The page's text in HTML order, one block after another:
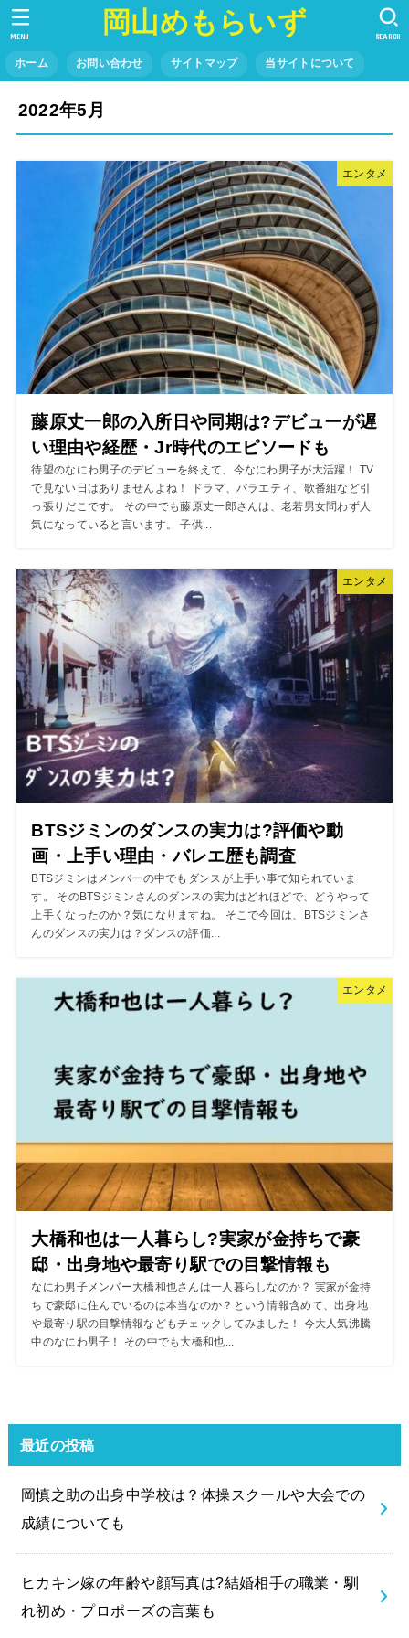
岡山めもらいず
ホーム お問い合わせ サイトマップ 当サイトについて
SEARCH
MENU
2022年5月
エンタメ
藤原丈一郎の入所日や同期は?デビューが遅
い理由や経歴・Jr時代のエピソードも
待望のなにわ男子のデビューを終えて、今なにわ男子が大活躍！ TV
で見ない日はありませんよね！ ドラマ、バラエティ、歌番組など引
っ張りだこです。 その中でも藤原丈一郎さんは、老若男女問わず人
気になっていると言います。 子供...
エンタメ
BTSジミンのダンスの実力は?評価や動
画・上手い理由・バレエ歴も調査
BTSジミンはメンバーの中でもダンスが上手い事で知られていま
す。 そのBTSジミンさんのダンスの実力はどれほどで、どうやって
上手くなったのか？気になりますね。 そこで今回は、BTSジミンさ
んのダンスの実力は？ダンスの評価...
エンタメ
大橋和也は一人暮らし?実家が金持ちで豪
邸・出身地や最寄り駅での目撃情報も
なにわ男子メンバー大橋和也さんは一人暮らしなのか？ 実家が金持
ちで豪邸に住んでいるのは本当なのか？という情報含めて、出身地
や最寄り駅の目撃情報などもチェックしてみました！ 今大人気沸騰
中のなにわ男子！ その中でも大橋和也...
最近の投稿
岡慎之助の出身中学校は？体操スクールや大会での
成績についても
ヒカキン嫁の年齢や顔写真は?結婚相手の職業・馴
れ初め・プロポーズの言葉も